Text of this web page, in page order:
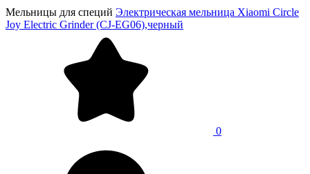
Мельницы для специй Электрическая мельница Xiaomi Circle
Joy Electric Grinder (CJ-EG06),черный
0